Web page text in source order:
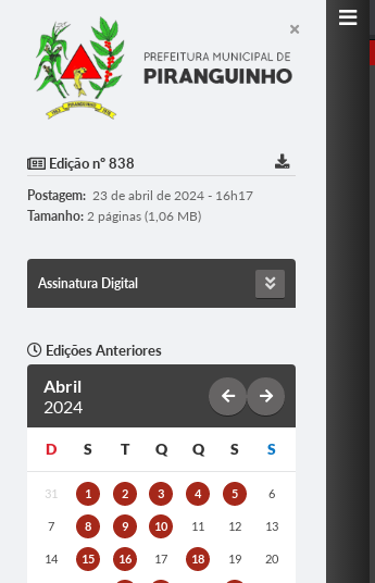
Edição nº 838
Postagem: 23 de abril de 2024 - 16h17
Tamanho: 2 páginas (1,06 MB)
Assinatura Digital
Edições Anteriores
Abril
2024
D S T Q Q S S
31 1 2 3 4 5 6
7 8 9 10 11 12 13
14 15 16 17 18 19 20